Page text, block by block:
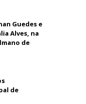
Guedes e
Alves, na
de
de